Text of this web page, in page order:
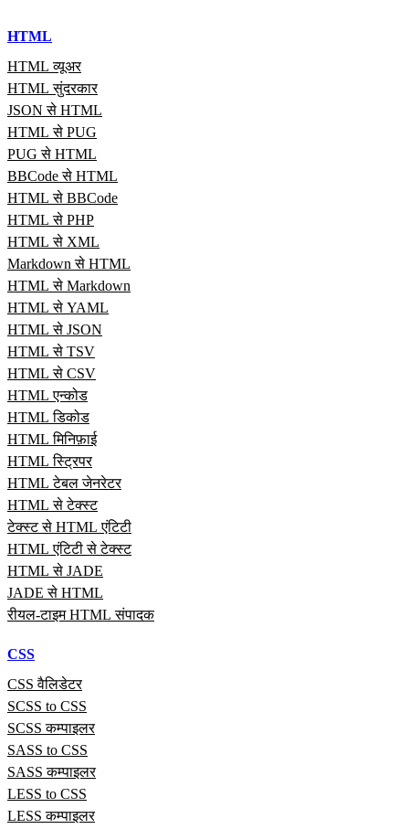
HTML
HTML व्यूअर
HTML सुंदरकार
JSON से HTML
HTML से PUG
PUG से HTML
BBCode से HTML
HTML से BBCode
HTML से PHP
HTML से XML
Markdown से HTML
HTML से Markdown
HTML से YAML
HTML से JSON
HTML से TSV
HTML से CSV
HTML एन्कोड
HTML डिकोड
HTML मिनिफ़ाई
HTML स्ट्रिपर
HTML टेबल जेनरेटर
HTML से टेक्स्ट
टेक्स्ट से HTML एंटिटी
HTML एंटिटी से टेक्स्ट
HTML से JADE
JADE से HTML
रीयल‑टाइम HTML संपादक
CSS
CSS वैलिडेटर
SCSS to CSS
SCSS कम्पाइलर
SASS to CSS
SASS कम्पाइलर
LESS to CSS
LESS कम्पाइलर